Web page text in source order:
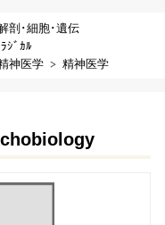
剖･細胞･遺伝
ｼﾞｶﾙ
神医学 精神医学